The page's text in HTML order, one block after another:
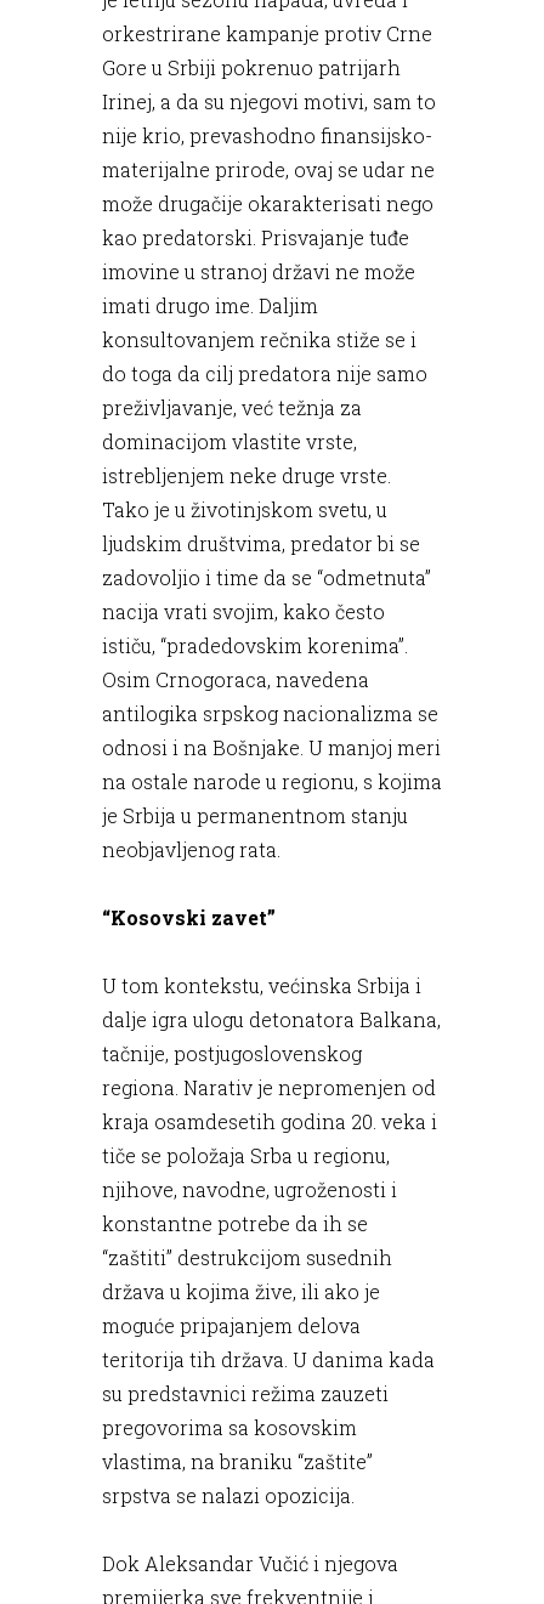
orkestrirane kampanje protiv Crne
Gore u Srbiji pokrenuo patrijarh
Irinej, a da su njegovi motivi, sam to
nije krio, prevashodno finansijsko-
materijalne prirode, ovaj se udar ne
može drugačije okarakterisati nego
kao predatorski. Prisvajanje tuđe
imovine u stranoj državi ne može
imati drugo ime. Daljim
konsultovanjem rečnika stiže se i
do toga da cilj predatora nije samo
preživljavanje, već težnja za
dominacijom vlastite vrste,
istrebljenjem neke druge vrste.
Tako je u životinjskom svetu, u
ljudskim društvima, predator bi se
zadovoljio i time da se “odmetnuta”
nacija vrati svojim, kako često
ističu, “pradedovskim korenima”.
Osim Crnogoraca, navedena
antilogika srpskog nacionalizma se
odnosi i na Bošnjake. U manjoj meri
na ostale narode u regionu, s kojima
je Srbija u permanentnom stanju
neobjavljenog rata.
“Kosovski zavet”
U tom kontekstu, većinska Srbija i
dalje igra ulogu detonatora Balkana,
tačnije, postjugoslovenskog
regiona. Narativ je nepromenjen od
kraja osamdesetih godina 20. veka i
tiče se položaja Srba u regionu,
njihove, navodne, ugroženosti i
konstantne potrebe da ih se
“zaštiti” destrukcijom susednih
država u kojima žive, ili ako je
moguće pripajanjem delova
teritorija tih država. U danima kada
su predstavnici režima zauzeti
pregovorima sa kosovskim
vlastima, na braniku “zaštite”
srpstva se nalazi opozicija.
Dok Aleksandar Vučić i njegova
premijerka sve frekventnije i